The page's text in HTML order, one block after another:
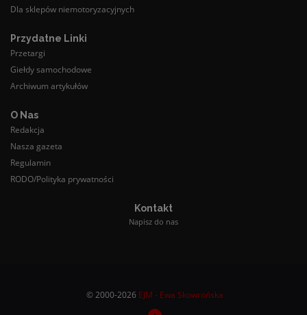
Dla sklepów niemotoryzacyjnych
Przydatne Linki
Przetargi
Giełdy samochodowe
Archiwum artykułów
O Nas
Redakcja
Nasza gazeta
Regulamin
RODO/Polityka prywatności
Kontakt
Napisz do nas
© 2000-2026 EJM - Ewa Skowrońska